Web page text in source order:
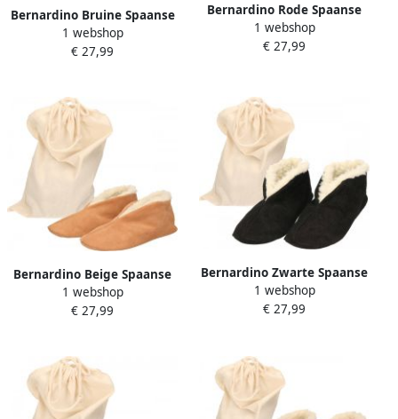
Bernardino Bruine Spaanse
sloffen pantoffels van echt
leer suede voor met
1 webshop
€ 27,99
Bernardino Rode Spaanse
sloffen pantoffels van echt
leer suede met handige
1 webshop
€ 27,99
Bernardino Beige Spaanse
kinder sloffen pantoffels
van echt leer suede met
1 webshop
€ 27,99
Bernardino Zwarte Spaanse
sloffen pantoffels van echt
leer suede voor met
1 webshop
€ 27,99